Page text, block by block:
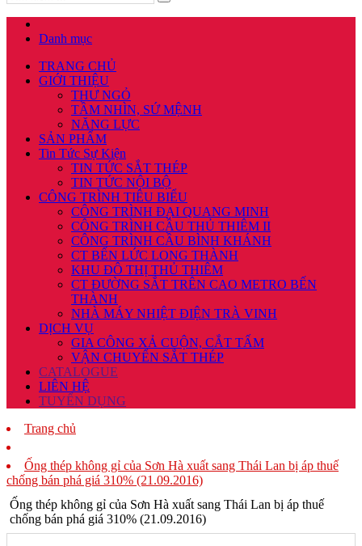
Danh mục
TRANG CHỦ
GIỚI THIỆU
THƯ NGỎ
TẦM NHÌN, SỨ MỆNH
NĂNG LỰC
SẢN PHẨM
Tin Tức Sự Kiện
TIN TỨC SẮT THÉP
TIN TỨC NỘI BỘ
CÔNG TRÌNH TIÊU BIỂU
CÔNG TRÌNH ĐẠI QUANG MINH
CÔNG TRÌNH CẦU THỦ THIÊM II
CÔNG TRÌNH CẦU BÌNH KHÁNH
CT BẾN LỨC LONG THÀNH
KHU ĐÔ THỊ THỦ THIÊM
CT ĐƯỜNG SẮT TRÊN CAO METRO BẾN
THÀNH
NHÀ MÁY NHIỆT ĐIỆN TRÀ VINH
DỊCH VỤ
GIA CÔNG XẢ CUỘN, CẮT TẤM
VẬN CHUYỂN SẮT THÉP
CATALOGUE
LIÊN HỆ
TUYỂN DỤNG
Trang chủ
Ống thép không gỉ của Sơn Hà xuất sang Thái Lan bị áp thuế
chống bán phá giá 310% (21.09.2016)
Ống thép không gỉ của Sơn Hà xuất sang Thái Lan bị áp thuế
chống bán phá giá 310% (21.09.2016)